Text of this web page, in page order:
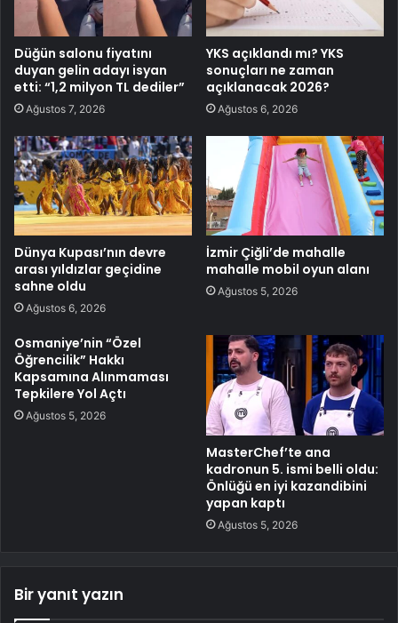
Düğün salonu fiyatını
duyan gelin adayı isyan
etti: “1,2 milyon TL dediler”
Ağustos 7, 2026
YKS açıklandı mı? YKS
sonuçları ne zaman
açıklanacak 2026?
Ağustos 6, 2026
Dünya Kupası’nın devre
arası yıldızlar geçidine
sahne oldu
Ağustos 6, 2026
İzmir Çiğli’de mahalle
mahalle mobil oyun alanı
Ağustos 5, 2026
Osmaniye’nin “Özel
Öğrencilik” Hakkı
Kapsamına Alınmaması
Tepkilere Yol Açtı
Ağustos 5, 2026
MasterChef’te ana
kadronun 5. ismi belli oldu:
Önlüğü en iyi kazandibini
yapan kaptı
Ağustos 5, 2026
Bir yanıt yazın